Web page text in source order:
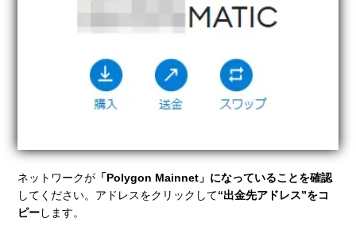
ネットワークが 「Polygon Mainnet」になっていることを確認
してください。アドレスをクリックして“出金先アドレス”をコ
ピーします。